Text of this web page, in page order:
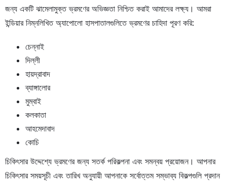
জন্য একটি ঝামেলামুক্ত ভ্রমণের অভিজ্ঞতা নিশ্চিত করাই আমাদের লক্ষ্য। আমরা
ইন্ডিয়ার নিম্নলিখিত অ্যাপোলো হাসপাতালগুলিতে ভ্রমণের চাহিদা পূরণ করি:
চেন্নাই
দিল্লী
হায়দ্রাবাদ
ব্যাঙ্গালোর
মুম্বাই
কলকাতা
আহমেদাবাদ
কোচি
চিকিৎসার উদ্দেশ্যে ভ্রমণের জন্য সতর্ক পরিকল্পনা এবং সমন্বয় প্রয়োজন। আপনার
চিকিৎসার সময়সূচী এবং তারিখ অনুযায়ী আপনাকে সর্বোত্তম সম্ভাব্য বিকল্পগুলি প্রদান